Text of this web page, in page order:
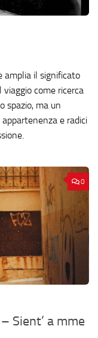
amplia il significato
come ricerca
spazio, ma un
e radici
0
Sient’ a mme